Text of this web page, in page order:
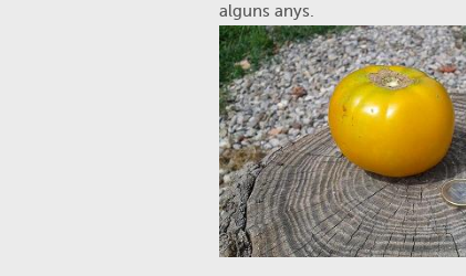
alguns anys.